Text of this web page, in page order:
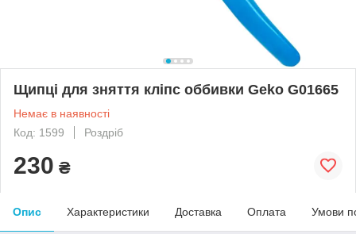
Щипці для зняття кліпс оббивки Geko G01665
Немає в наявності
Код: 1599
Роздріб
230 ₴
Опис Характеристики Доставка Оплата Умови